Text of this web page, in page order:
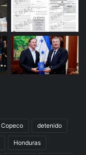
Copeco detenido
Honduras